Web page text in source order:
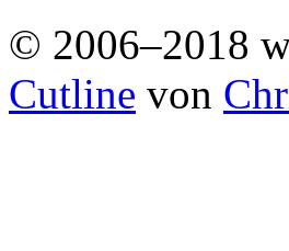
© 2006–2018
Cutline von